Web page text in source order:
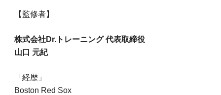
【監修者】
株式会社Dr.トレーニング 代表取締役
山口 元紀
「経歴」
Boston Red Sox